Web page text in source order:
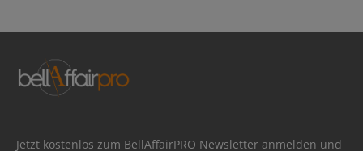
Jetzt kostenlos zum BellAffairPRO Newsletter anmelden und